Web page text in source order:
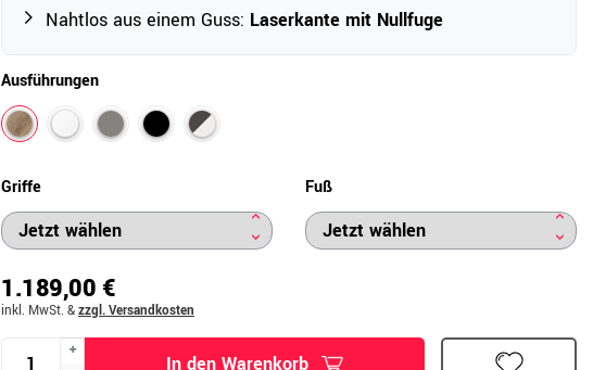
Nahtlos aus einem Guss: Laserkante mit Nullfuge
Ausführungen
Griffe Fuß
1.189,00 €
inkl. MwSt. &zzgl. Versandkosten
In den Warenkorb